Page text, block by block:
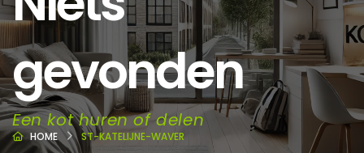
gevonden
Een kot huren of delen
HOME ST-KATELIJNE-WAVER